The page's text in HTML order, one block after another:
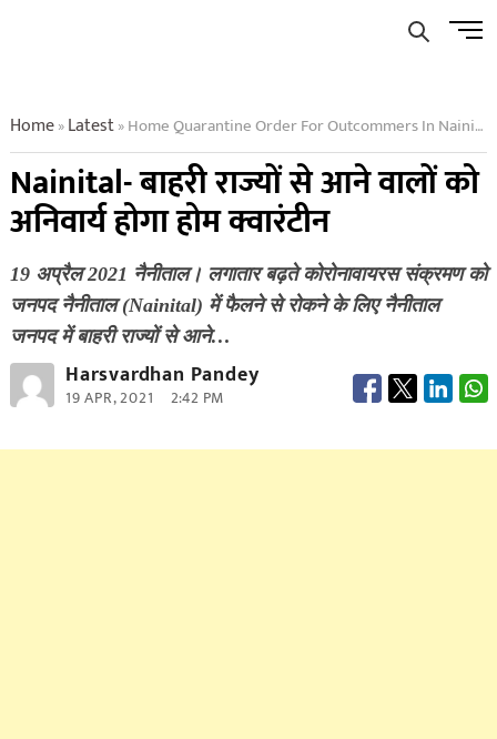
Menu
Home»Latest»Home Quarantine Order For Outcommers In Nainital
Nainital- बाहरी राज्यों से आने वालों को
अनिवार्य होगा होम क्वारंटीन
19 अप्रैल 2021 नैनीताल। लगातार बढ़ते कोरोनावायरस संक्रमण को
जनपद नैनीताल (Nainital) में फैलने से रोकने के लिए नैनीताल
जनपद में बाहरी राज्यों से आने…
Harsvardhan Pandey
19 APR, 2021 2:42 PM